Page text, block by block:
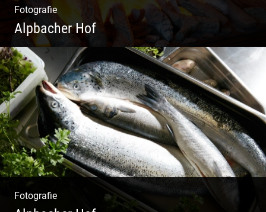
Fotografie
Alpbacher Hof
Liebevolles Design | Moderne Zimmer |
Luxuriöser Spa | Alpiner Stil
Fotografie